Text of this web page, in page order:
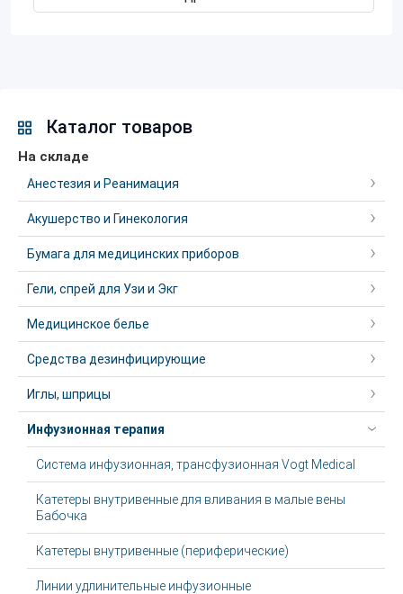
Каталог товаров
На складе
Анестезия и Реанимация
Акушерство и Гинекология
Бумага для медицинских приборов
Гели, спрей для Узи и Экг
Медицинское белье
Средства дезинфицирующие
Иглы, шприцы
Инфузионная терапия
Система инфузионная, трансфузионная Vogt Medical
Катетеры внутривенные для вливания в малые вены
Бабочка
Катетеры внутривенные (периферические)
Линии удлинительные инфузионные